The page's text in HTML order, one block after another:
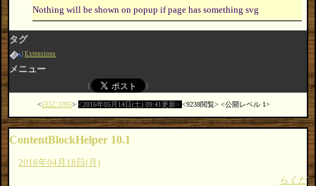
Nothing will be shown on popup if page has something svg
タグ
Extensions
メニュー
日記:3395 2016年05月14日(土) 09:41更新 9238閲覧 公開レベル 1
ContentBlockHelper 10.1
2016年04月18日(月)
らくだ